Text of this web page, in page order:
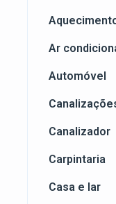
Ar
Automóvel
Canalizador
Carpintaria
Casa e lar